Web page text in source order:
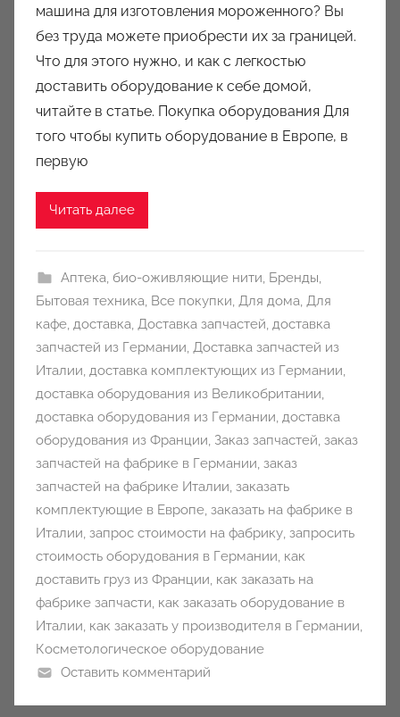
о
м
a
u
k
c
машина для изготовления мороженного? Вы
без труда можете приобрести их за границей.
Что для этого нужно, и как с легкостью
доставить оборудование к себе домой,
читайте в статье. Покупка оборудования Для
того чтобы купить оборудование в Европе, в
первую
Читать далее
Аптека, био-оживляющие нити, Бренды,
Бытовая техника, Все покупки, Для дома, Для
кафе, доставка, Доставка запчастей, доставка
запчастей из Германии, Доставка запчастей из
Италии, доставка комплектующих из Германии,
доставка оборудования из Великобритании,
доставка оборудования из Германии, доставка
оборудования из Франции, Заказ запчастей, заказ
запчастей на фабрике в Германии, заказ
запчастей на фабрике Италии, заказать
комплектующие в Европе, заказать на фабрике в
Италии, запрос стоимости на фабрику, запросить
стоимость оборудования в Германии, как
доставить груз из Франции, как заказать на
фабрике запчасти, как заказать оборудование в
Италии, как заказать у производителя в Германии,
Косметологическое оборудование
Оставить комментарий